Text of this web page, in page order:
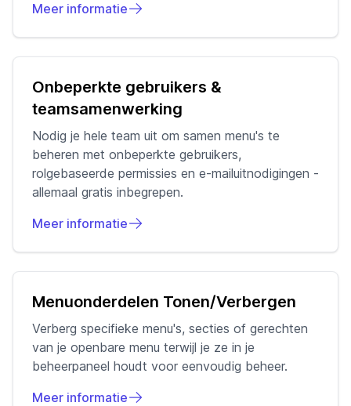
Meer informatie
Onbeperkte gebruikers &
teamsamenwerking
Nodig je hele team uit om samen menu's te
beheren met onbeperkte gebruikers,
rolgebaseerde permissies en e-mailuitnodigingen -
allemaal gratis inbegrepen.
Meer informatie
Menuonderdelen Tonen/Verbergen
Verberg specifieke menu's, secties of gerechten
van je openbare menu terwijl je ze in je
beheerpaneel houdt voor eenvoudig beheer.
Meer informatie